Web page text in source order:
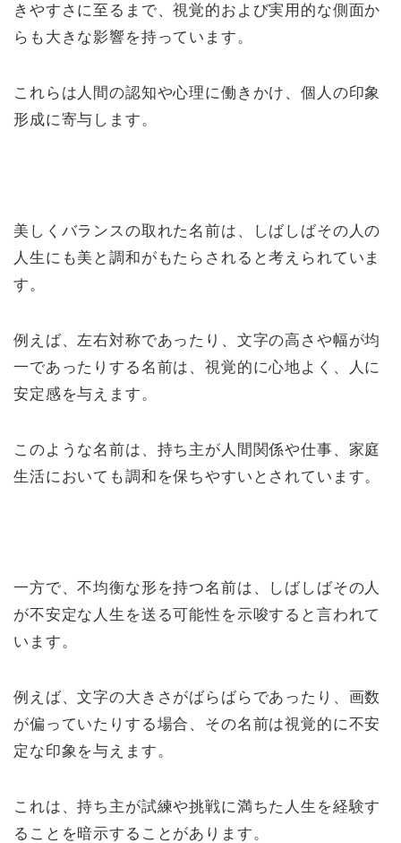
きやすさに至るまで、視覚的および実用的な側面か
らも大きな影響を持っています。
これらは人間の認知や心理に働きかけ、個人の印象
形成に寄与します。
美しくバランスの取れた名前は、しばしばその人の
人生にも美と調和がもたらされると考えられていま
す。
例えば、左右対称であったり、文字の高さや幅が均
一であったりする名前は、視覚的に心地よく、人に
安定感を与えます。
このような名前は、持ち主が人間関係や仕事、家庭
生活においても調和を保ちやすいとされています。
一方で、不均衡な形を持つ名前は、しばしばその人
が不安定な人生を送る可能性を示唆すると言われて
います。
例えば、文字の大きさがばらばらであったり、画数
が偏っていたりする場合、その名前は視覚的に不安
定な印象を与えます。
これは、持ち主が試練や挑戦に満ちた人生を経験す
ることを暗示することがあります。